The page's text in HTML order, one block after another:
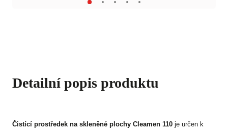
Detailní popis produktu
Čistící prostředek na skleněné plochy Cleamen 110 je určen k